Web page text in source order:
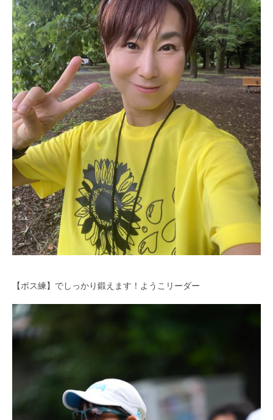
【ボス練】でしっかり鍛えます！ようこリーダー